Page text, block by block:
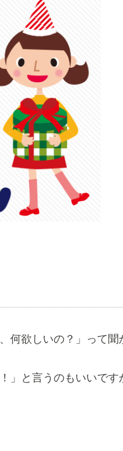
何欲しいの？」って聞
」と言うのもいいで